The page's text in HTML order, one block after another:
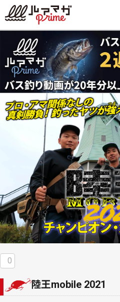
0
陸王mobile 2021